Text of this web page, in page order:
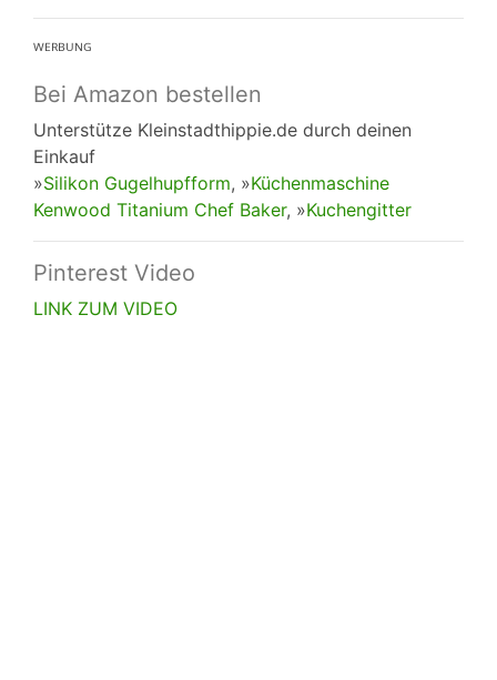
ᵂᴱᴿᴮᵁᴺᴳ
Bei Amazon bestellen
Unterstütze Kleinstadthippie.de durch deinen
Einkauf
»Silikon Gugelhupfform, »Küchenmaschine
Kenwood Titanium Chef Baker, »Kuchengitter
Pinterest Video
LINK ZUM VIDEO